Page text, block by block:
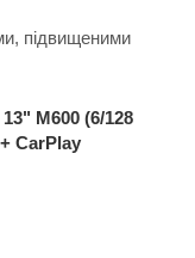
підвищеними
M600 (6/128
CarPlay